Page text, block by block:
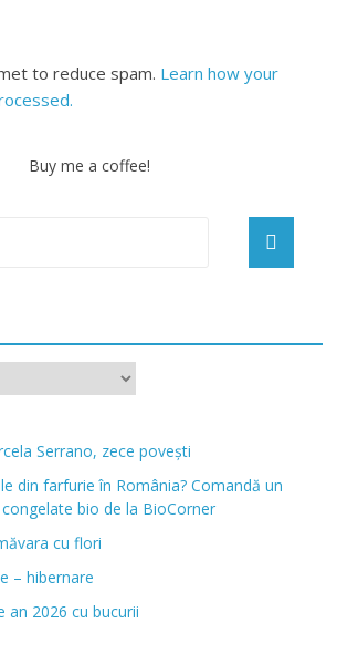
to reduce spam. Learn how your
Buy me a coffee!
Serrano, zece povești
din farfurie în România? Comandă un
bio de la BioCorner
cu flori
– hibernare
an 2026 cu bucurii